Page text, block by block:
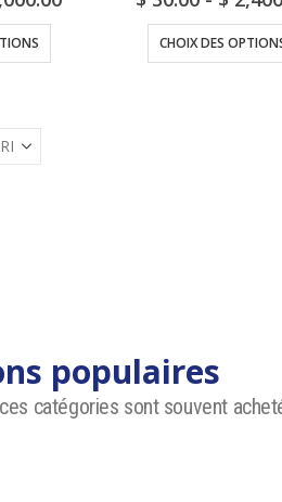
CHOIX DES
populaires
catégories sont souvent